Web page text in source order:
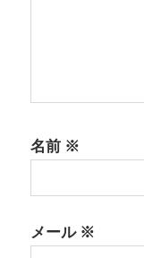
名前 ※
メール※